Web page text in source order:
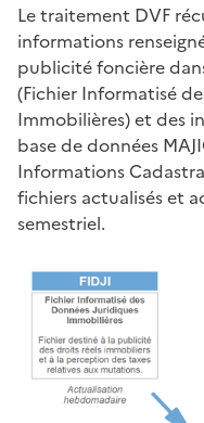
Le traitement DVF
informations
publicité foncière
(Fichier Informatisé
Immobilières) et des
base de données
Informations
fichiers actualisés et
semestriel.